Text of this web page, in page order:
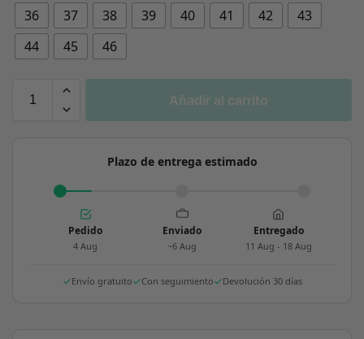
36 37 38 39 40 41 42
43
44
45 46
Añadir al carrito
Plazo de entrega estimado
Pedido
4 Aug
Enviado
~6 Aug
Entregado
11 Aug - 18 Aug
Envío gratuito Con seguimiento Devolución 30 días